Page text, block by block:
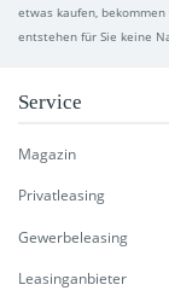
etwas kaufen,
entstehen für Sie keine
Service
Magazin
Privatleasing
Gewerbeleasing
Leasinganbieter